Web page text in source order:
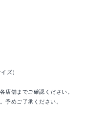
ズ）
店舗までご確認ください。
予めご了承ください。